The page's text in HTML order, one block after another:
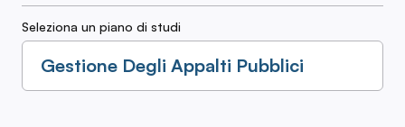
Seleziona un piano di studi
Gestione Degli Appalti Pubblici